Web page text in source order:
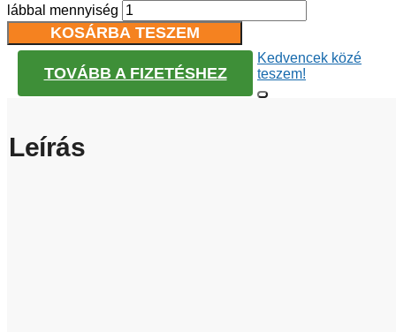
lábbal mennyiség
KOSÁRBA TESZEM
TOVÁBB A FIZETÉSHEZ
Kedvencek közé
teszem!
Leírás